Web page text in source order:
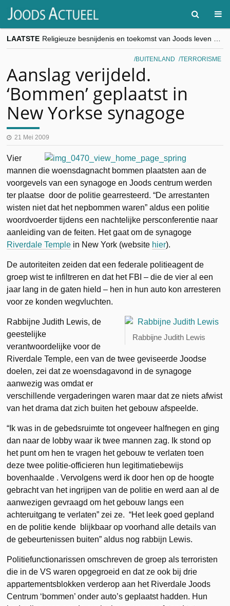
LAATSTE
“Besnijdenisdebat toont hoe moeilijk seculiere Westen minderheden begrijpt”, Jinnih Beels (Vooruit)
CITYTRIP | ROEMENIË – Boekarest: de verrassing van Oost-Europa
BUITENLAND TERRORISME
Aanslag verijdeld.
‘Bommen’ geplaatst in
New Yorkse synagoge
21 Mei 2009
Vier
mannen die woensdagnacht bommen plaatsten aan de
voorgevels van een synagoge en Joods centrum werden
ter plaatse door de politie gearresteerd. “De arrestanten
wisten niet dat het nepbommen waren” aldus een politie
woordvoerder tijdens een nachtelijke persconferentie naar
aanleiding van de feiten. Het gaat om de synagoge
Riverdale Temple in New York (website hier).
De autoriteiten zeiden dat een federale politieagent de
groep wist te infiltreren en dat het FBI – die de vier al een
jaar lang in de gaten hield – hen in hun auto kon arresteren
voor ze konden wegvluchten.
Rabbijne Judith Lewis
Rabbijne Judith Lewis, de
geestelijke
verantwoordelijke voor de
Riverdale Temple, een van de twee geviseerde Joodse
doelen, zei dat ze woensdagavond in de synagoge
aanwezig was omdat er
verschillende vergaderingen waren maar dat ze niets afwist
van het drama dat zich buiten het gebouw afspeelde.
“Ik was in de gebedsruimte tot ongeveer halfnegen en ging
dan naar de lobby waar ik twee mannen zag. Ik stond op
het punt om hen te vragen het gebouw te verlaten toen
deze twee politie-officieren hun legitimatiebewijs
bovenhaalde . Vervolgens werd ik door hen op de hoogte
gebracht van het ingrijpen van de politie en werd aan al de
aanwezigen gevraagd om het gebouw langs een
achteruitgang te verlaten” zei ze. “Het leek goed gepland
en de politie kende blijkbaar op voorhand alle details van
de gebeurtenissen buiten” aldus nog rabbijn Lewis.
Politiefunctionarissen omschreven de groep als terroristen
die in de VS waren opgegroeid en dat ze ook bij drie
appartementsblokken verderop aan het Riverdale Joods
Centrum ‘bommen’ onder auto’s geplaatst hadden. Hun